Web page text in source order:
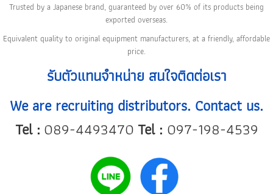
Trusted by a Japanese brand, guaranteed by over 60% of its products being
exported overseas.
Equivalent quality to original equipment manufacturers, at a friendly, affordable
price.
รับตัวแทนจำหน่าย สนใจติดต่อเรา
We are recruiting distributors. Contact us.
Tel : 089-4493470 Tel : 097-198-4539